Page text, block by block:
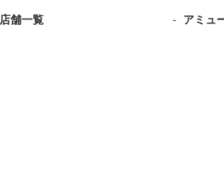
店舗一覧 アミュ